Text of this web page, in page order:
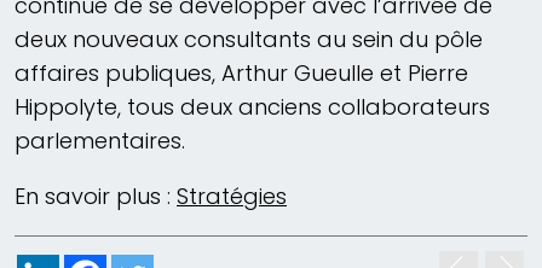
deux nouveaux consultants au sein du pôle
affaires publiques, Arthur Gueulle et Pierre
Hippolyte, tous deux anciens collaborateurs
parlementaires.
En savoir plus : Stratégies